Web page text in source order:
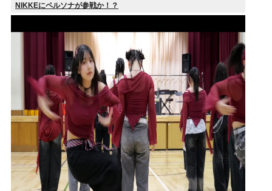
NIKKEにペルソナが参戦か！？